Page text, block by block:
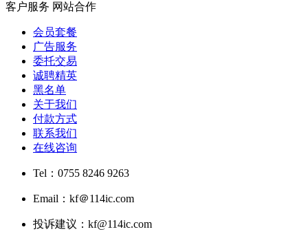
客户服务 网站合作
会员套餐
广告服务
委托交易
诚聘精英
黑名单
关于我们
付款方式
联系我们
在线咨询
Tel：0755 8246 9263
Email：kf＠114ic.com
投诉建议：kf@114ic.com